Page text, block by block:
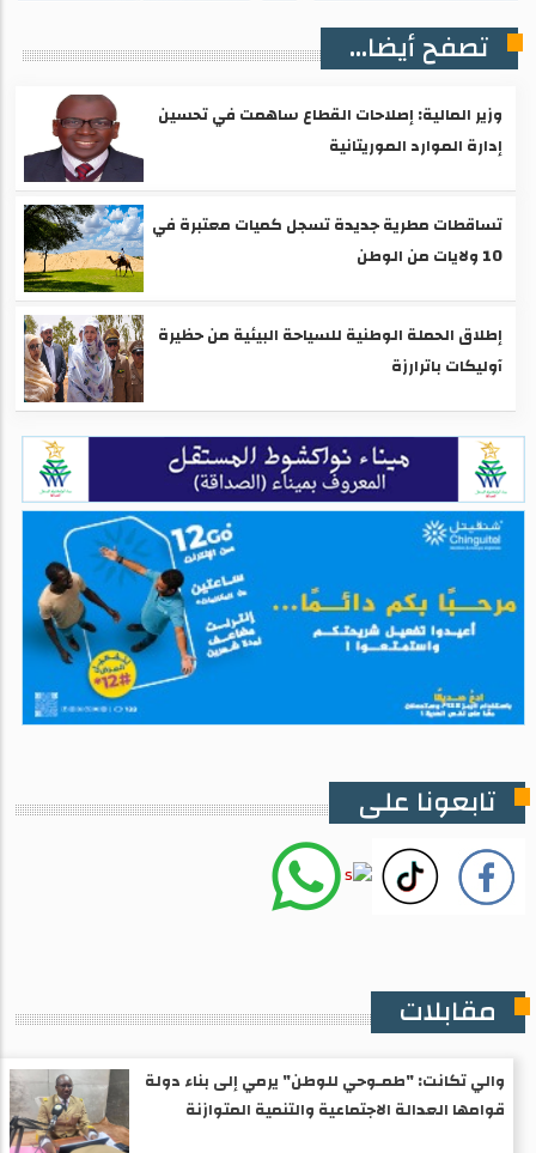
تصفح أيضا...
وزير المالية: إصلاحات القطاع ساهمت في تحسين
إدارة الموارد الموريتانية
تساقطات مطرية جديدة تسجل كميات معتبرة في
10 ولايات من الوطن
إطلاق الحملة الوطنية للسياحة البيئية من حظيرة
آوليكات باترارزة
تابعونا على
مقابلات
والي تكانت: "طمـوحي للوطن" يرمي إلى بناء دولة
قوامها العدالة الاجتماعية والتنمية المتوازنة